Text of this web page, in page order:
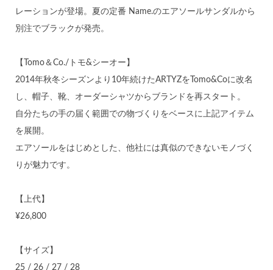
レーションが登場。夏の定番 Name.のエアソールサンダルから
別注でブラックが発売。
【Tomo＆Co./トモ&シーオー】
2014年秋冬シーズンより10年続けたARTYZをTomo&Coに改名
し、帽子、靴、オーダーシャツからブランドを再スタート。
自分たちの手の届く範囲での物づくりをベースに上記アイテム
を展開。
エアソールをはじめとした、他社には真似のできないモノづく
りが魅力です。
【上代】
¥26,800
【サイズ】
25 / 26 / 27 / 28